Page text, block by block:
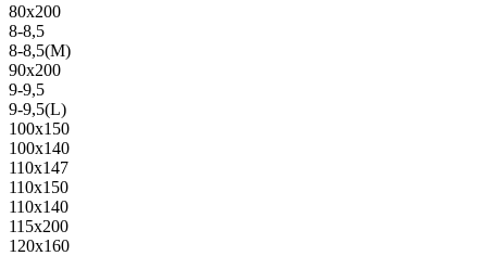
80х200
8-8,5
8-8,5(M)
90х200
9-9,5
9-9,5(L)
100х150
100х140
110х147
110х150
110х140
115х200
120х160